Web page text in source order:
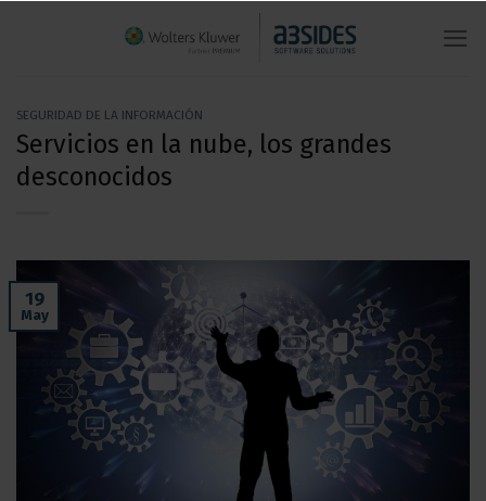
SEGURIDAD DE LA INFORMACIÓN
Servicios en la nube, los grandes
desconocidos
19
May